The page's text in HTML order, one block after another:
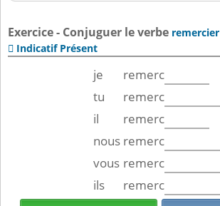
Exercice - Conjuguer le verbe remercier
 Indicatif Présent
je
remerc
tu
remerc
il
remerc
nous remerc
vous remerc
ils
remerc